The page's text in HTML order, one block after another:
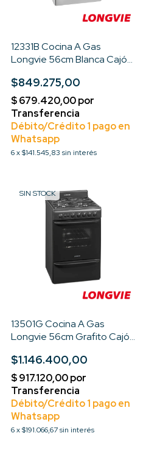
12331B Cocina A Gas
Longvie 56cm Blanca Cajón
conexión Multigas
$849.275,00
6x$141.545,83 sin interés
SIN STOCK
13501G Cocina A Gas
Longvie 56cm Grafito Cajón
$1.146.400,00
6x$191.066,67sin interés